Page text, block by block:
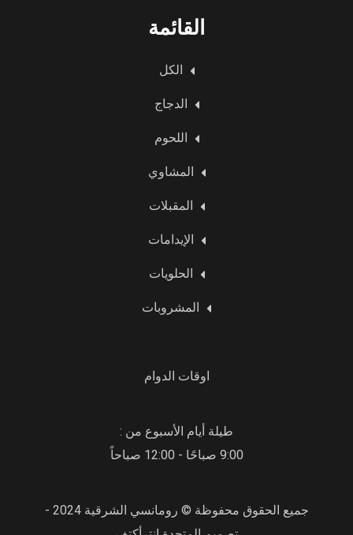
القائمة
الكل
الدجاج
اللحوم
المشاوي
المقبلات
الإيدامات
الحلويات
المشروبات
اوقات الدوام
طيلة أيام الأسبوع من :
9:00 صباحًا - 12:00 صباحاً
جميع الحقوق محفوظة © رومانسي الشرقية 2024 -